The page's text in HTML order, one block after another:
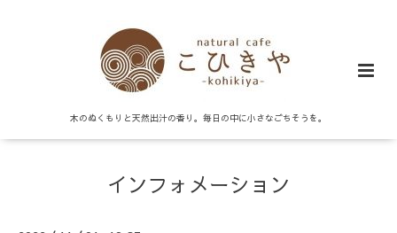
木のぬくもりと天然出汁の香り。毎日の中に小さなごちそうを。
インフォメーション